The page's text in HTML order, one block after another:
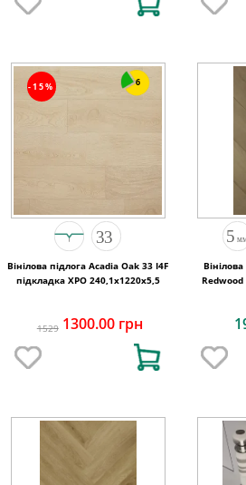
-15% 6
Вінілова підлога Acadia Oak 33 I4F
підкладка XPO 240,1x1220х5,5
1529 1300.00 грн
Redwood